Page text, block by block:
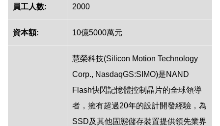
員工人數: 2000
資本額: 10億5000萬元
慧榮科技(Silicon Motion Technology
Corp., NasdaqGS:SIMO)是NAND
Flash快閃記憶體控制晶片的全球領導
者，擁有超過20年的設計開發經驗，為
SSD及其他固態儲存裝置提供領先業界